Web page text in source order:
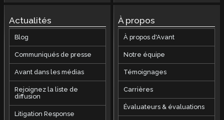
Actualités
Blog
Communiqués de presse
Avant dans les médias
Rejoignez la liste de
diffusion
Litigation Response
À propos
À propos d'Avant
Notre équipe
Témoignages
Carrières
Évaluateurs & évaluations